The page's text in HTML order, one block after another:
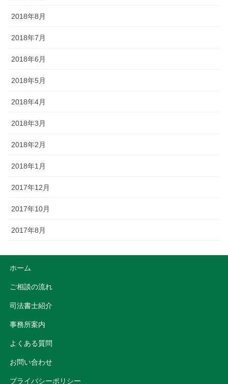
2018年8月
2018年7月
2018年6月
2018年5月
2018年4月
2018年3月
2018年2月
2018年1月
2017年12月
2017年10月
2017年8月
ホーム
ご相談の流れ
司法書士紹介
事務所案内
よくある質問
お問い合わせ
プライバシーポリシー